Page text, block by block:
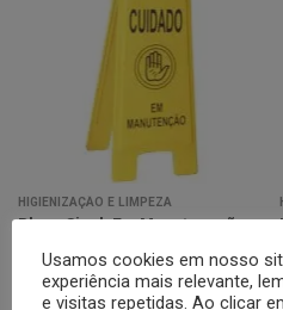
HIGIENIZAÇÃO E LIMPEZA
Placa Sinal: Em Manutençaõ –
Usamos cookies em nosso
experiência mais relevante,
e visitas repetidas. Ao clicar